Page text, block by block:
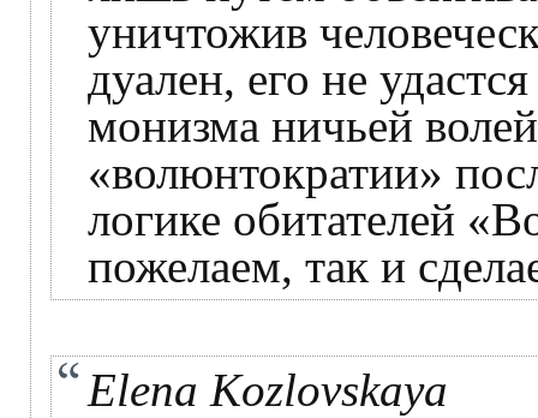
уничтожив
дуален, его не
монизма ничьей
«волюнтократии»
логике обитателей
пожелаем, так и
Elena Kozlovskaya